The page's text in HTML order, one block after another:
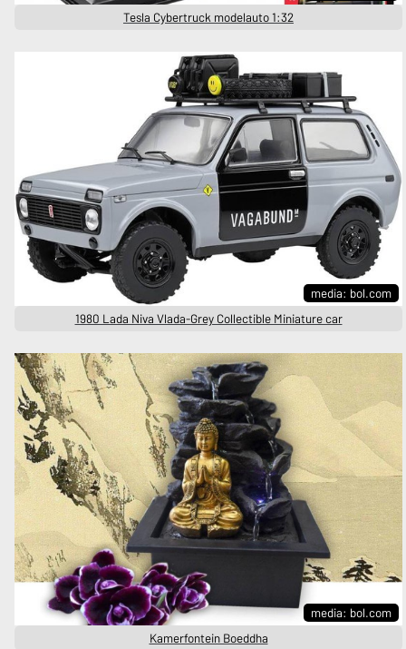
Tesla Cybertruck modelauto 1:32
media: bol.com
1980 Lada Niva Vlada-Grey Collectible Miniature car
media: bol.com
Kamerfontein Boeddha